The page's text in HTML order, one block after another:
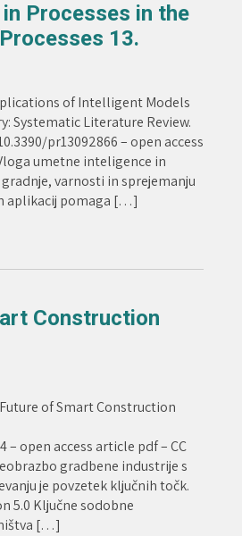
Processes in the
13.
of Intelligent Models
Systematic Literature Review.
pr13092866 – open access
umetne inteligence in
varnosti in sprejemanju
aplikacij pomaga […]
Construction
of Smart Construction
open access article pdf – CC
gradbene industrije s
je povzetek ključnih točk.
5.0 Ključne sodobne
[…]